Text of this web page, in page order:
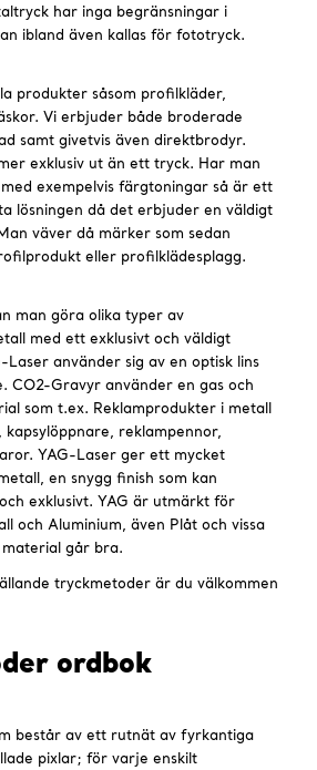
har inga begränsningar i
ibland även kallas för fototryck.
produkter såsom profilkläder,
Vi erbjuder både broderade
samt givetvis även direktbrodyr.
exklusiv ut än ett tryck. Har man
exempelvis färgtoningar så är ett
lösningen då det erbjuder en väldigt
väver då märker som sedan
eller profilklädesplagg.
man göra olika typer av
med ett exklusivt och väldigt
använder sig av en optisk lins
CO2-Gravyr använder en gas och
som t.ex. Reklamprodukter i metall
kapsylöppnare, reklampennor,
YAG-Laser ger ett mycket
en snygg finish som kan
exklusivt. YAG är utmärkt för
och Aluminium, även Plåt och vissa
går bra.
tryckmetoder är du välkommen
ordbok
består av ett rutnät av fyrkantiga
pixlar; för varje enskilt